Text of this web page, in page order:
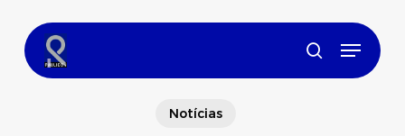
main
content
search
Menu
Notícias